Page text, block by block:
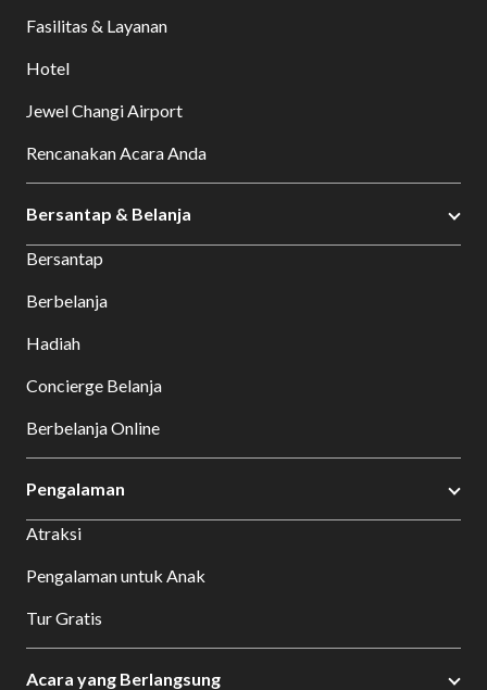
Fasilitas & Layanan
Hotel
Jewel Changi Airport
Rencanakan Acara Anda
Bersantap & Belanja
Bersantap
Berbelanja
Hadiah
Concierge Belanja
Berbelanja Online
Pengalaman
Atraksi
Pengalaman untuk Anak
Tur Gratis
Acara yang Berlangsung